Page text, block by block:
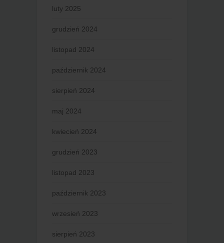
luty 2025
grudzień 2024
listopad 2024
październik 2024
sierpień 2024
maj 2024
kwiecień 2024
grudzień 2023
listopad 2023
październik 2023
wrzesień 2023
sierpień 2023